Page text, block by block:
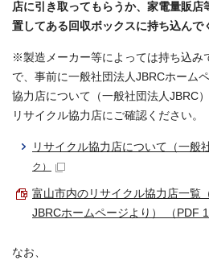
店に引き取ってもらうか、家電量販店
置してある回収ボックスに持ち込んで
※製造メーカー等によっては持ち込み
で、事前に一般社団法人JBRCホーム
協力店について（一般社団法人JBRC
リサイクル協力店にご確認ください。
リサイクル協力店について（一般
ク）
富山市内のリサイクル協力店一覧
JBRCホームページより） （PDF
なお、